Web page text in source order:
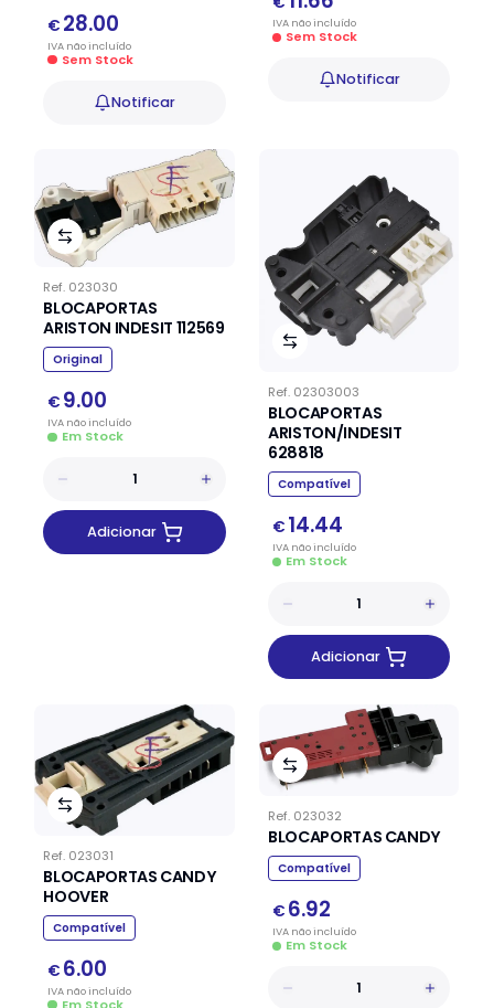
€ 28.00
IVA nãoincluído
Sem Stock
Notificar
IVA nãoincluído
Sem Stock
Notificar
Ref. 023030
BLOCAPORTAS
ARISTON INDESIT 112569
Original
€ 9.00
IVA nãoincluído
Em Stock
Adicionar
Ref. 02303003
BLOCAPORTAS
ARISTON/INDESIT
628818
Compatível
€ 14.44
IVA nãoincluído
Em Stock
Adicionar
Ref. 023031
BLOCAPORTAS CANDY
HOOVER
Compatível
€ 6.00
IVA nãoincluído
Ref. 023032
BLOCAPORTAS CANDY
Compatível
€ 6.92
IVA nãoincluído
Em Stock